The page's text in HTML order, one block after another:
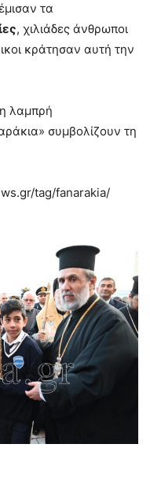
τα
, χιλιάδες άνθρωποι
κράτησαν αυτή την
λαμπρή
συμβολίζουν τη
tag/fanarakia/